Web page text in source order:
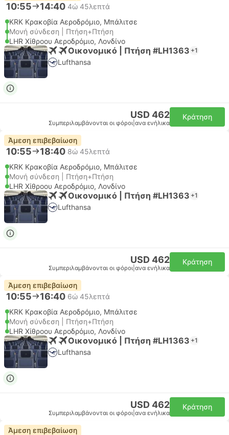
10:55 14:40 4ώ 45λεπτά
KRK Κρακοβία Αεροδρόμιο, Μπάλιτσε
Μονή σύνδεση | Πτήση+Πτήση
LHR Χίθροου Αεροδρόμιο, Λονδίνο
Οικονομικό | Πτήση #LH1363 +1
Lufthansa
USD 462
Συμπεριλαμβάνονται οι φόροι ανα ενήλικα
Κράτηση
Άμεση επιβεβαίωση
10:55 18:40 8ώ 45λεπτά
KRK Κρακοβία Αεροδρόμιο, Μπάλιτσε
Μονή σύνδεση | Πτήση+Πτήση
LHR Χίθροου Αεροδρόμιο, Λονδίνο
Οικονομικό | Πτήση #LH1363 +1
Lufthansa
USD 462
Συμπεριλαμβάνονται οι φόροι ανα ενήλικα
Κράτηση
Άμεση επιβεβαίωση
10:55 16:40 6ώ 45λεπτά
KRK Κρακοβία Αεροδρόμιο, Μπάλιτσε
Μονή σύνδεση | Πτήση+Πτήση
LHR Χίθροου Αεροδρόμιο, Λονδίνο
Οικονομικό | Πτήση #LH1363 +1
Lufthansa
USD 462
Συμπεριλαμβάνονται οι φόροι ανα ενήλικα
Κράτηση
Άμεση επιβεβαίωση